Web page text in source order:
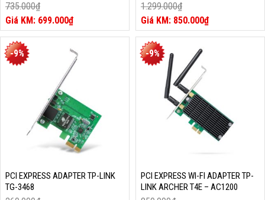
735.000₫
Giá
gốc
là:
735.000₫.
699.000₫
Giá
hiện
tại
là:
1.299.000₫
Giá
gốc
là:
1.299.000₫.
850.000₫
Giá
hiện
tại
là:
850.000₫.
-9%
PCI EXPRESS ADAPTER TP-LINK
TG-3468
-9%
PCI EXPRESS WI-FI ADAPTER TP-
LINK ARCHER T4E – AC1200